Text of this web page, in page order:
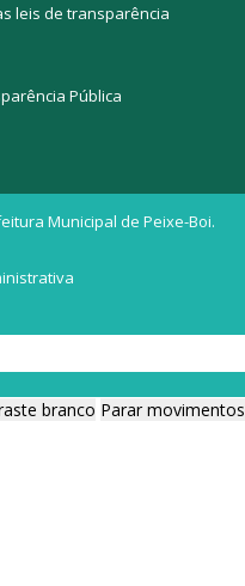
leis de transparência
Pública
Municipal de Peixe-Boi.
branco Parar movimentos